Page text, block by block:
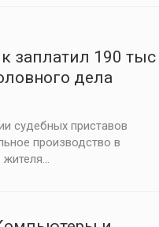
заплатил 190 тыс
дела
судебных приставов
производство в